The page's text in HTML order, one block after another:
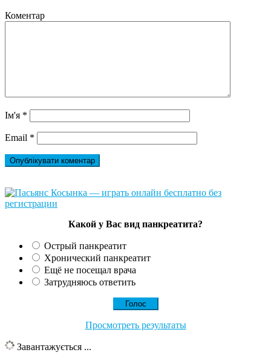
Коментар
Ім'я *
Email *
Какой у Вас вид панкреатита?
Острый панкреатит
Хронический панкреатит
Ещё не посещал врача
Затрудняюсь ответить
Просмотреть результаты
Завантажується ...